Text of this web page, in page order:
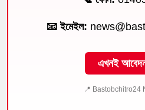
📧 ইমেইল:
এখনই
📍 Bastobchitro24